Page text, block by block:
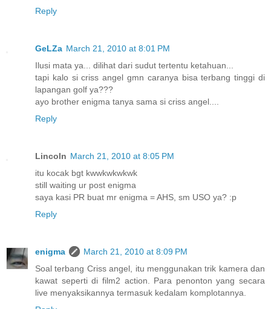
Reply
GeLZa March 21, 2010 at 8:01 PM
Ilusi mata ya... dilihat dari sudut tertentu ketahuan...
tapi kalo si criss angel gmn caranya bisa terbang tinggi di
lapangan golf ya???
ayo brother enigma tanya sama si criss angel....
Reply
Lincoln March 21, 2010 at 8:05 PM
itu kocak bgt kwwkwkwkwk
still waiting ur post enigma
saya kasi PR buat mr enigma = AHS, sm USO ya? :p
Reply
enigma
March 21, 2010 at 8:09 PM
Soal terbang Criss angel, itu menggunakan trik kamera dan
kawat seperti di film2 action. Para penonton yang secara
live menyaksikannya termasuk kedalam komplotannya.